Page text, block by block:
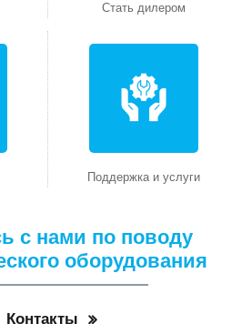
Стать дилером
Поддержка и услуги
с нами по поводу
оборудования
Контакты